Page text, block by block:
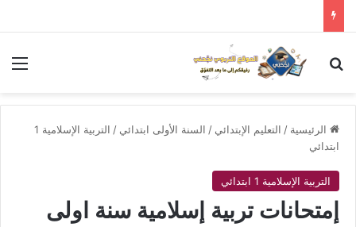
بحث عن
الرئيسية / التعليم الإبتدائي / السنة الأولى ابتدائي /
التربية الإسلامية 1
ابتدائي
التربية الإسلامية 1 ابتدائي
إمتحانات تربية إسلامية سنة اولى